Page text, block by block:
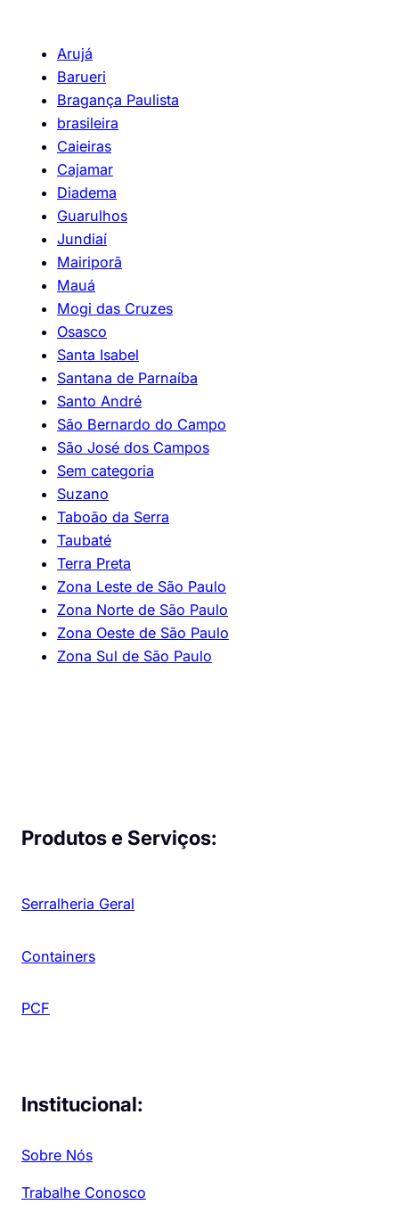
Arujá
Barueri
Bragança Paulista
brasileira
Caieiras
Cajamar
Diadema
Guarulhos
Jundiaí
Mairiporã
Mauá
Mogi das Cruzes
Osasco
Santa Isabel
Santana de Parnaíba
Santo André
São Bernardo do Campo
São José dos Campos
Sem categoria
Suzano
Taboão da Serra
Taubaté
Terra Preta
Zona Leste de São Paulo
Zona Norte de São Paulo
Zona Oeste de São Paulo
Zona Sul de São Paulo
Produtos e Serviços:
Serralheria Geral
Containers
PCF
Institucional:
Sobre Nós
Trabalhe Conosco